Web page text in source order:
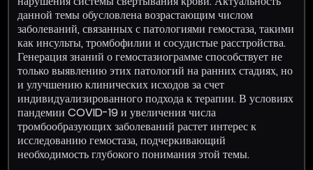
данной темы обусловлена возрастающим числом
заболеваний, связанных с патологиями гемостаза, такими
как инсульты, тромбофилии и сосудистые расстройства.
Генерация знаний о гемостазиограмме способствует не
только выявлению этих патологий на ранних стадиях, но
и улучшению клинических исходов за счет
индивидуализированного подхода к терапии. В условиях
пандемии COVID-19 и увеличения числа
тромбообразующих заболеваний растет интерес к
исследованию гемостаза, подчеркивающий
необходимость глубокого понимания этой темы.